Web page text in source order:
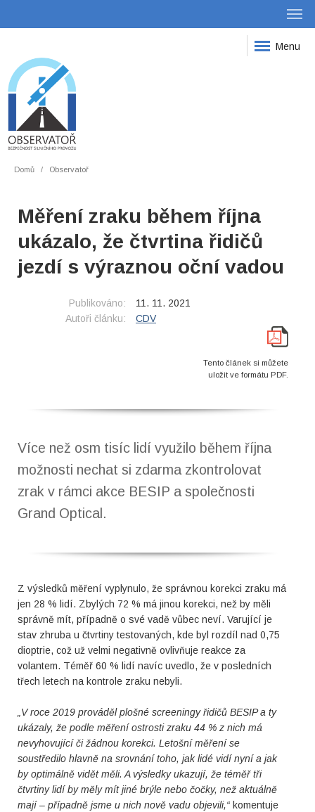
Menu
Domů Observatoř
Měření zraku během října
ukázalo, že čtvrtina řidičů
jezdí s výraznou oční vadou
Publikováno:
11. 11. 2021
Autoři článku:
CDV
Tento článek si můžete
uložit ve formátu PDF.
Více než osm tisíc lidí využilo během října
možnosti nechat si zdarma zkontrolovat
zrak v rámci akce BESIP a společnosti
Grand Optical.
Z výsledků měření vyplynulo, že správnou korekci zraku má
jen 28 % lidí. Zbylých 72 % má jinou korekci, než by měli
správně mít, případně o své vadě vůbec neví. Varující je
stav zhruba u čtvrtiny testovaných, kde byl rozdíl nad 0,75
dioptrie, což už velmi negativně ovlivňuje reakce za
volantem. Téměř 60 % lidí navíc uvedlo, že v posledních
třech letech na kontrole zraku nebyli.
„V roce 2019 prováděl plošné screeningy řidičů BESIP a ty
ukázaly, že podle měření ostrosti zraku 44 % z nich má
nevyhovující či žádnou korekci. Letošní měření se
soustředilo hlavně na srovnání toho, jak lidé vidí nyní a jak
by optimálně vidět měli. A výsledky ukazují, že téměř tři
čtvrtiny lidí by měly mít jiné brýle nebo čočky, než aktuálně
mají – případně jsme u nich nově vadu objevili,“ komentuje